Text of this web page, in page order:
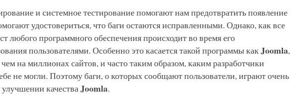
и системное тестирование помогают нам предотвратить появление
удостовериться, что баги остаются исправленными. Однако, как все
любого программного обеспечения происходит во время его
пользователями. Особенно это касается такой программы какJoomla,
чем на миллионах сайтов, и часто таким образом, каким разработчики
не могли. Поэтому баги, о которых сообщают пользователи, играют очень
качества Joomla.